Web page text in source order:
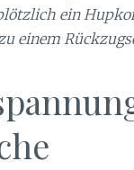
ein
einem